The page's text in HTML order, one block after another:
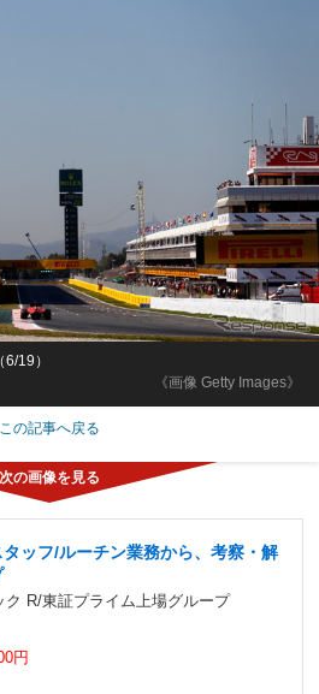
《画像 Getty Images》
19）
この記事へ戻る
ッフ/ルーチン業務から、考察・解
R/東証プライム上場グループ
円